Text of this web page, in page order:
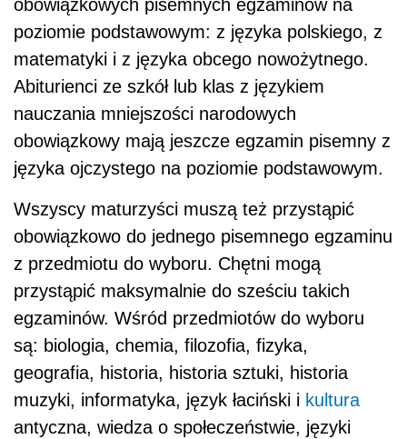
obowiązkowych pisemnych egzaminów na
poziomie podstawowym: z języka polskiego, z
matematyki i z języka obcego nowożytnego.
Abiturienci ze szkół lub klas z językiem
nauczania mniejszości narodowych
obowiązkowy mają jeszcze egzamin pisemny z
języka ojczystego na poziomie podstawowym.
Wszyscy maturzyści muszą też przystąpić
obowiązkowo do jednego pisemnego egzaminu
z przedmiotu do wyboru. Chętni mogą
przystąpić maksymalnie do sześciu takich
egzaminów. Wśród przedmiotów do wyboru
są: biologia, chemia, filozofia, fizyka,
geografia, historia, historia sztuki, historia
muzyki, informatyka, język łaciński i kultura
antyczna, wiedza o społeczeństwie, języki